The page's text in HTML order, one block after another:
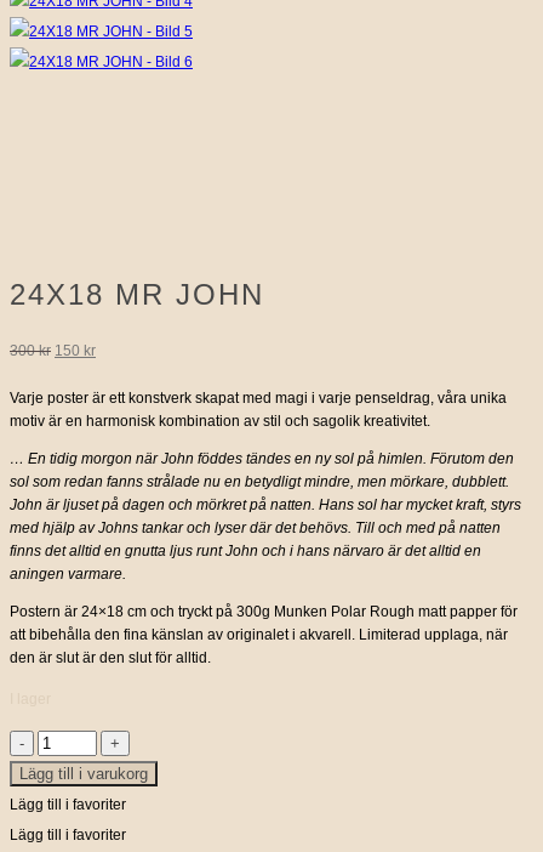
24X18 MR JOHN
300kr Det
ursprungliga
var:
300 kr.
150 krDet
nuvarande
är:
150 kr.
Varje poster är ett konstverk skapat med magi i varje penseldrag, våra unika
motiv är en harmonisk kombination av stil och sagolik kreativitet.
… En tidig morgon när John föddes tändes en ny sol på himlen. Förutom den
sol som redan fanns strålade nu en betydligt mindre, men mörkare, dubblett.
John är ljuset på dagen och mörkret på natten. Hans sol har mycket kraft, styrs
med hjälp av Johns tankar och lyser där det behövs. Till och med på natten
finns det alltid en gnutta ljus runt John och i hans närvaro är det alltid en
aningen varmare.
Postern är 24×18 cm och tryckt på 300g Munken Polar Rough matt papper för
att bibehålla den fina känslan av originalet i akvarell. Limiterad upplaga, när
den är slut är den slut för alltid.
24X18
MR
JOHN
mängd
Lägg till i varukorg
Lägg till i favoriter
Lägg till i favoriter